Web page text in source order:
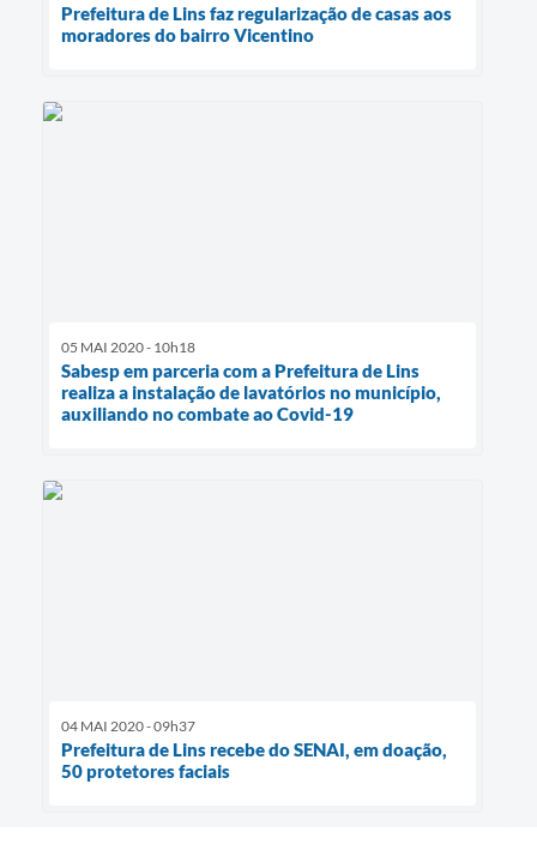
Prefeitura de Lins faz regularização de casas aos
moradores do bairro Vicentino
05 MAI 2020 - 10h18
Sabesp em parceria com a Prefeitura de Lins
realiza a instalação de lavatórios no município,
auxiliando no combate ao Covid-19
04 MAI 2020 - 09h37
Prefeitura de Lins recebe do SENAI, em doação,
50 protetores faciais